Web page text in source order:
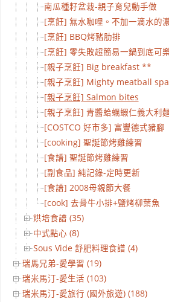
南瓜種籽盆栽-親子育兒動手做
[烹飪] 無水咖哩。不加一滴水的
[烹飪] BBQ烤豬肋排
[烹飪] 零失敗超簡易一鍋到底可
[親子烹飪] Big breakfast **
[親子烹飪] Mighty meatball
[親子烹飪] Salmon bites
[親子烹飪] 青醬蛤蠣蝦仁義大利
[COSTCO 好市多] 富豐德式豬腳
[cooking] 聖誕節烤雞練習
[食譜] 聖誕節烤雞練習
[副食品] 純記錄-定時更新
[食譜] 2008母親節大餐
[cook] 去骨牛小排+鹽烤柳葉魚
烘培食譜 (35)
中式點心 (8)
Sous Vide 舒肥料理食譜 (4)
瑞馬兄弟-愛學習 (19)
瑞米馬汀-愛生活 (103)
瑞米馬汀-愛旅行 (國外旅遊) (188)